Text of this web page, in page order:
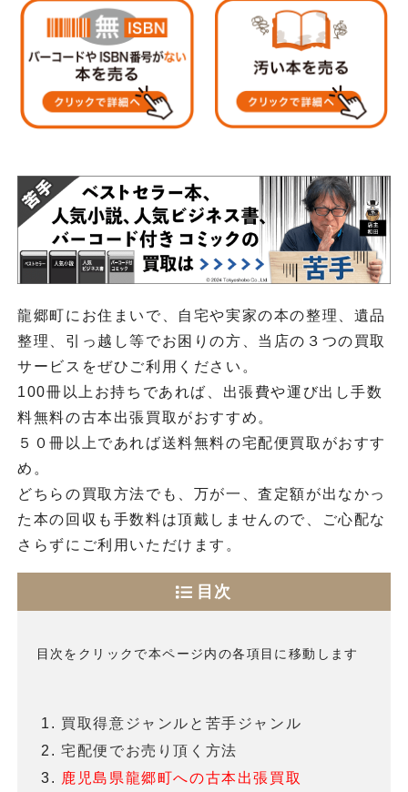
龍郷町にお住まいで、自宅や実家の本の整理、遺品
整理、引っ越し等でお困りの方、当店の３つの買取
サービスをぜひご利用ください。
100冊以上お持ちであれば、出張費や運び出し手数
料無料の古本出張買取がおすすめ。
５０冊以上であれば送料無料の宅配便買取がおすす
め。
どちらの買取方法でも、万が一、査定額が出なかっ
た本の回収も手数料は頂戴しませんので、ご心配な
さらずにご利用いただけます。
目次
目次をクリックで本ページ内の各項目に移動します
買取得意ジャンルと苦手ジャンル
宅配便でお売り頂く方法
鹿児島県龍郷町への古本出張買取